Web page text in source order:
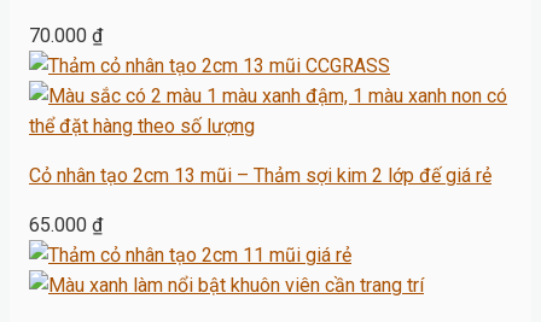
70.000 ₫
Cỏ nhân tạo 2cm 13 mũi – Thảm sợi kim 2 lớp đế giá rẻ
65.000 ₫